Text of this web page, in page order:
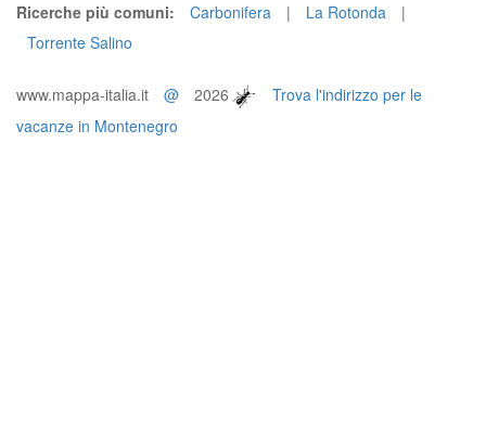
Ricerche più comuni:
Carbonifera | La Rotonda
|
Torrente Salino
www.mappa-italia.it @ 2026
Trova l'indirizzo per le
vacanze in Montenegro